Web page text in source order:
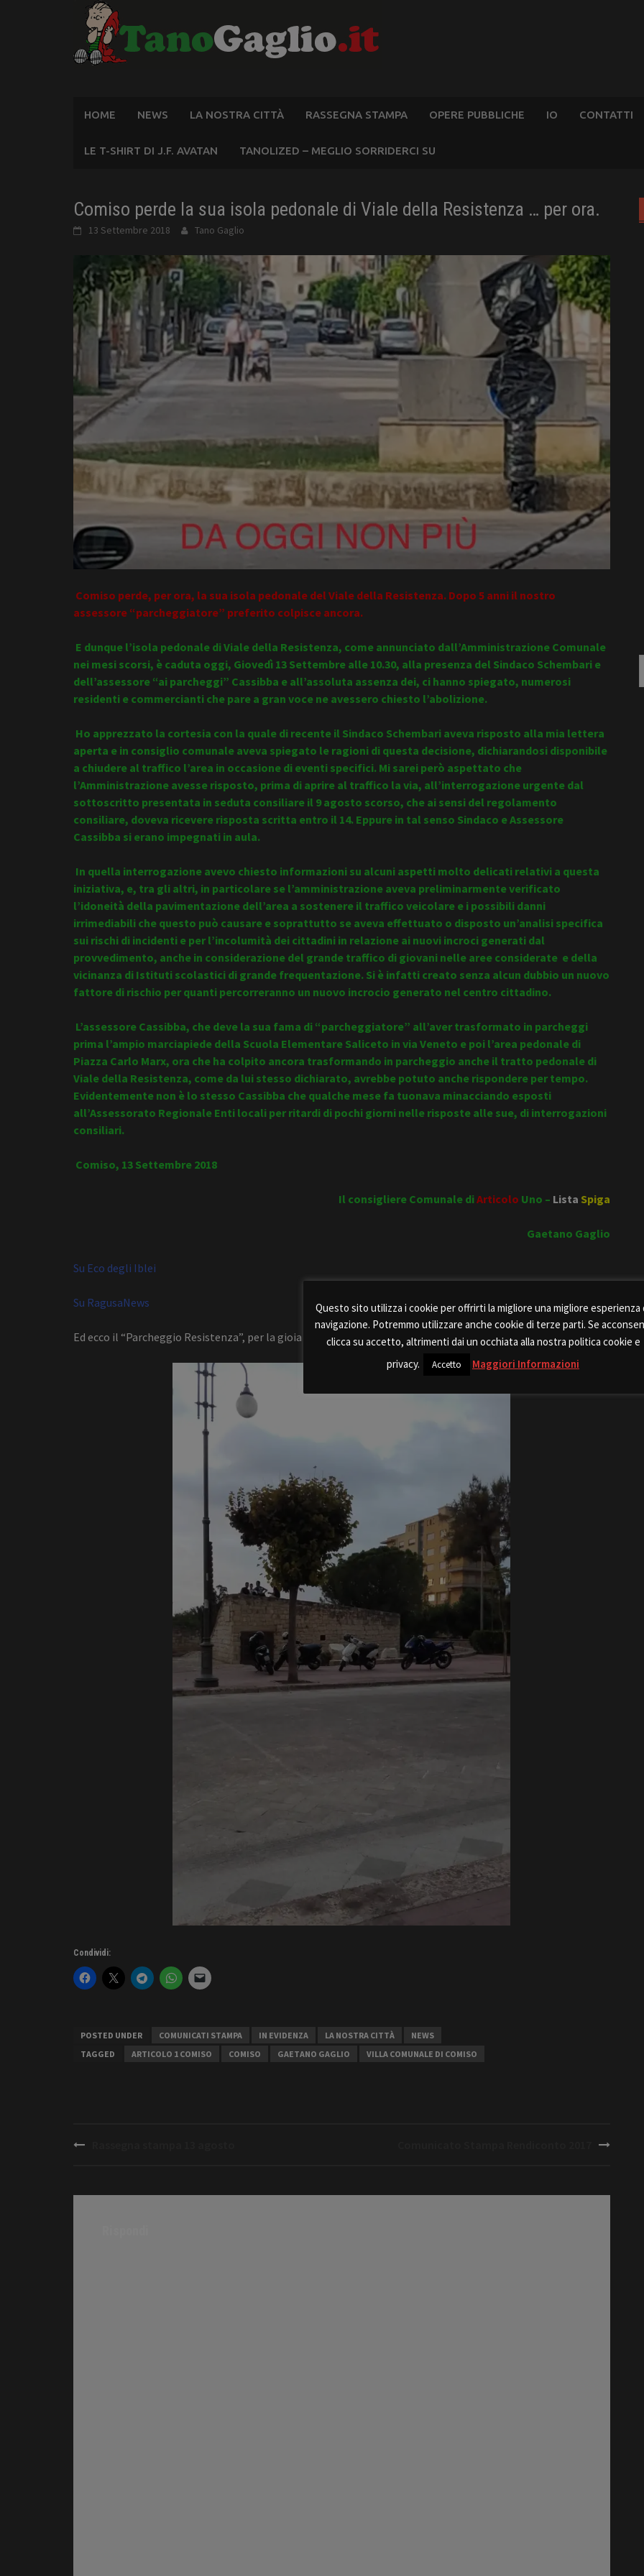
HOME NEWS LA NOSTRA CITTÀ RASSEGNA STAMPA OPERE PUBBLICHE IO CONTATTI
LE T-SHIRT DI J.F. AVATAN TANOLIZED – MEGLIO SORRIDERCI SU
Comiso perde la sua isola pedonale di Viale della Resistenza … per ora.
13 Settembre 2018 Tano Gaglio
Comiso perde, per ora, la sua isola pedonale del Viale della Resistenza. Dopo 5 anni il nostro
assessore “parcheggiatore” preferito colpisce ancora.
E dunque l’isola pedonale di Viale della Resistenza, come annunciato dall’Amministrazione Comunale
nei mesi scorsi, è caduta oggi, Giovedì 13 Settembre alle 10.30, alla presenza del Sindaco Schembari e
dell’assessore “ai parcheggi” Cassibba e all’assoluta assenza dei, ci hanno spiegato, numerosi
residenti e commercianti che pare a gran voce ne avessero chiesto l’abolizione.
Ho apprezzato la cortesia con la quale di recente il Sindaco Schembari aveva risposto alla mia lettera
aperta e in consiglio comunale aveva spiegato le ragioni di questa decisione, dichiarandosi disponibile
a chiudere al traffico l’area in occasione di eventi specifici. Mi sarei però aspettato che
l’Amministrazione avesse risposto, prima di aprire al traffico la via, all’interrogazione urgente dal
sottoscritto presentata in seduta consiliare il 9 agosto scorso, che ai sensi del regolamento
consiliare, doveva ricevere risposta scritta entro il 14. Eppure in tal senso Sindaco e Assessore
Cassibba si erano impegnati in aula.
In quella interrogazione avevo chiesto informazioni su alcuni aspetti molto delicati relativi a questa
iniziativa, e, tra gli altri, in particolare se l’amministrazione aveva preliminarmente verificato
l’idoneità della pavimentazione dell’area a sostenere il traffico veicolare e i possibili danni
irrimediabili che questo può causare e soprattutto se aveva effettuato o disposto un’analisi specifica
sui rischi di incidenti e per l’incolumità dei cittadini in relazione ai nuovi incroci generati dal
provvedimento, anche in considerazione del grande traffico di giovani nelle aree considerate e della
vicinanza di Istituti scolastici di grande frequentazione. Si è infatti creato senza alcun dubbio un nuovo
fattore di rischio per quanti percorreranno un nuovo incrocio generato nel centro cittadino.
L’assessore Cassibba, che deve la sua fama di “parcheggiatore” all’aver trasformato in parcheggi
prima l’ampio marciapiede della Scuola Elementare Saliceto in via Veneto e poi l’area pedonale di
Piazza Carlo Marx, ora che ha colpito ancora trasformando in parcheggio anche il tratto pedonale di
Viale della Resistenza, come da lui stesso dichiarato, avrebbe potuto anche rispondere per tempo.
Evidentemente non è lo stesso Cassibba che qualche mese fa tuonava minacciando esposti
all’Assessorato Regionale Enti locali per ritardi di pochi giorni nelle risposte alle sue, di interrogazioni
consiliari.
Comiso, 13 Settembre 2018
Il consigliere Comunale diArticolo Uno – Lista Spiga
Gaetano Gaglio
Su Eco degli Iblei
Su RagusaNews
Ed ecco il “Parcheggio Resistenza”, per la gioia dell’Assessore parcheggiatore.
Condividi:
POSTED UNDER COMUNICATI STAMPA IN EVIDENZA LA NOSTRA CITTÀ
NEWS
TAGGED
ARTICOLO 1 COMISO COMISO GAETANO GAGLIO VILLA COMUNALE DI COMISO
Post
Questo sito utilizza i cookie per offrirti la migliore una migliore esperienza
navigazione. Potremmo utilizzare anche cookie di terze parti. Se
clicca su accetto, altrimenti dai un occhiata alla nostra politica cookie e
privacy.
Accetto Maggiori Informazioni